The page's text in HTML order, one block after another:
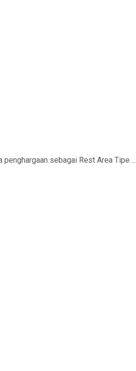
sebagai Rest Area Tipe ...